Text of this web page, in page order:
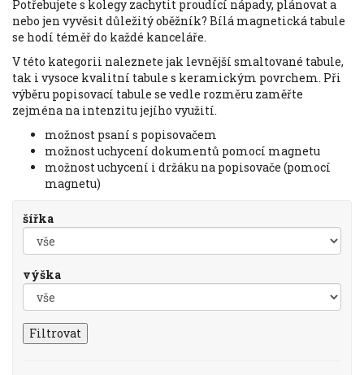
Potřebujete s kolegy zachytit proudící nápady, plánovat a
nebo jen vyvěsit důležitý oběžník? Bílá magnetická tabule
se hodí téměř do každé kanceláře.
V této kategorii naleznete jak levnější smaltované tabule,
tak i vysoce kvalitní tabule s keramickým povrchem. Při
výběru popisovací tabule se vedle rozměru zaměřte
zejména na intenzitu jejího využití.
možnost psaní s popisovačem
možnost uchycení dokumentů pomocí magnetu
možnost uchycení i držáku na popisovače (pomocí
magnetu)
šířka
výška
Filtrovat